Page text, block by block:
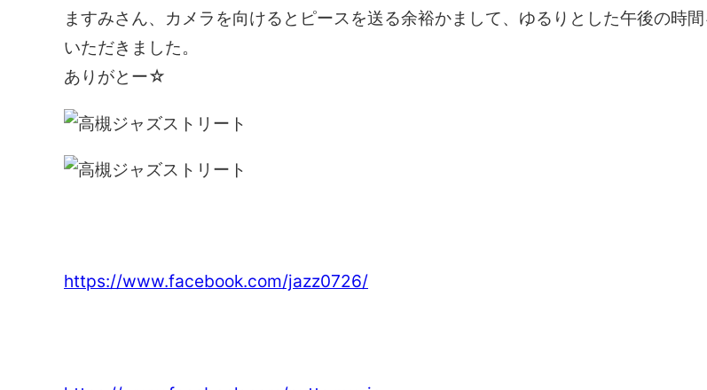
ますみさん、カメラを向けるとピースを送る余裕かまして、ゆるりとした午後の時
いただきました。
ありがとー☆
https://www.facebook.com/jazz0726/